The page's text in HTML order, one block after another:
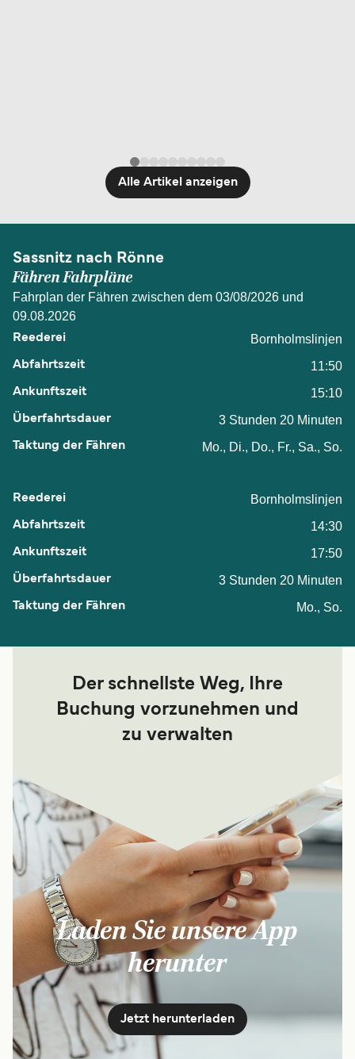
Alle Artikel anzeigen
Sassnitz nach Rönne
Fähren Fahrpläne
Fahrplan der Fähren zwischen dem 03/08/2026 und
09.08.2026
Bornholmslinjen
11:50
15:10
3 Stunden 20 Minuten
Mo., Di., Do., Fr., Sa., So.
Bornholmslinjen
14:30
17:50
3 Stunden 20 Minuten
Mo., So.
Der schnellste Weg, Ihre
Buchung vorzunehmen und
zu verwalten
Laden Sie unsere App
herunter
Jetzt herunterladen